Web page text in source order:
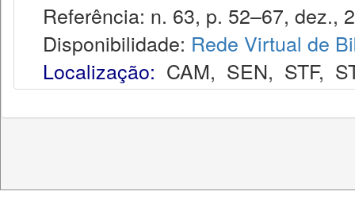
Referência: n. 63, p. 52–67, dez.,
Disponibilidade: Rede Virtual de
Localização: CAM, SEN, STF,